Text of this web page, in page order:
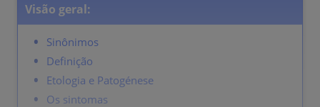
Visão geral:
Sinônimos
Definição
Etologia e Patogénese
Os sintomas